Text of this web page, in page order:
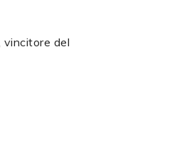
vincitore del